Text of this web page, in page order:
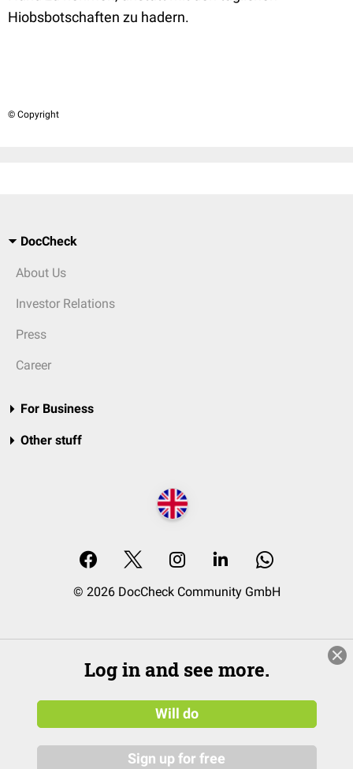
Hiobsbotschaften zu hadern.
© Copyright
DocCheck
About Us
Investor Relations
Press
Career
For Business
Other stuff
© 2026 DocCheck Community GmbH
Log in and see more.
Will do
Sign up for free